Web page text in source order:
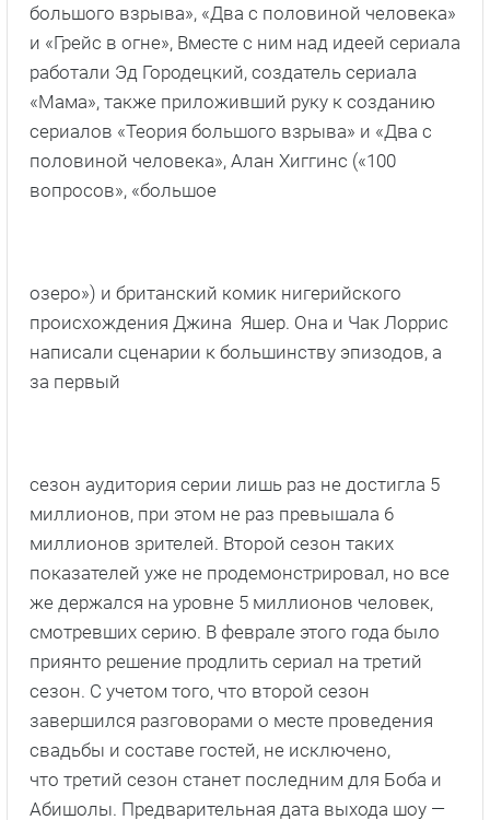
большого взрыва», «Два с половиной человека»
и «Грейс в огне», Вместе с ним над идеей сериала
работали Эд Городецкий, создатель сериала
«Мама», также приложивший руку к созданию
сериалов «Теория большого взрыва» и «Два с
половиной человека», Алан Хиггинс («100
вопросов», «большое
озеро») и британский комик нигерийского
происхождения Джина Яшер. Она и Чак Лоррис
написали сценарии к большинству эпизодов, а
за первый
сезон аудитория серии лишь раз не достигла 5
миллионов, при этом не раз превышала 6
миллионов зрителей. Второй сезон таких
показателей уже не продемонстрировал, но все
же держался на уровне 5 миллионов человек,
смотревших серию. В феврале этого года было
приянто решение продлить сериал на третий
сезон. С учетом того, что второй сезон
завершился разговорами о месте проведения
свадьбы и составе гостей, не исключено,
что третий сезон станет последним для Боба и
Абишолы. Предварительная дата выхода шоу —